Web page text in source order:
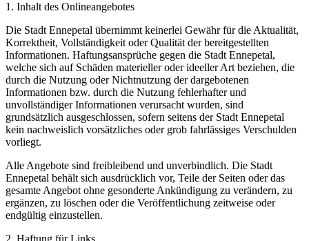
1. Inhalt des Onlineangebotes
Die Stadt Ennepetal übernimmt keinerlei Gewähr für die Aktualität,
Korrektheit, Vollständigkeit oder Qualität der bereitgestellten
Informationen. Haftungsansprüche gegen die Stadt Ennepetal,
welche sich auf Schäden materieller oder ideeller Art beziehen, die
durch die Nutzung oder Nichtnutzung der dargebotenen
Informationen bzw. durch die Nutzung fehlerhafter und
unvollständiger Informationen verursacht wurden, sind
grundsätzlich ausgeschlossen, sofern seitens der Stadt Ennepetal
kein nachweislich vorsätzliches oder grob fahrlässiges Verschulden
vorliegt.
Alle Angebote sind freibleibend und unverbindlich. Die Stadt
Ennepetal behält sich ausdrücklich vor, Teile der Seiten oder das
gesamte Angebot ohne gesonderte Ankündigung zu verändern, zu
ergänzen, zu löschen oder die Veröffentlichung zeitweise oder
endgültig einzustellen.